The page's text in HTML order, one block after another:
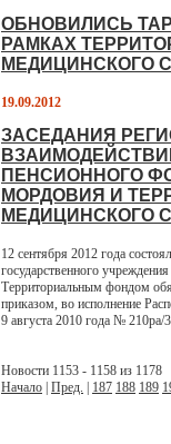
ОБНОВИЛИСЬ
РАМКАХ
МЕДИЦИНСКОГО
19.09.2012
ЗАСЕДАНИЯ
ПЕНСИОННОГО
МОРДОВИЯ И
МЕДИЦИНСКОГО
12 сентября 2012 года
государственного
Территориальным фондом
приказом, во исполнение
9 августа 2010 года № 210ра/
Новости 1153 - 1158 из 1178
Начало Пред. 187 188 189